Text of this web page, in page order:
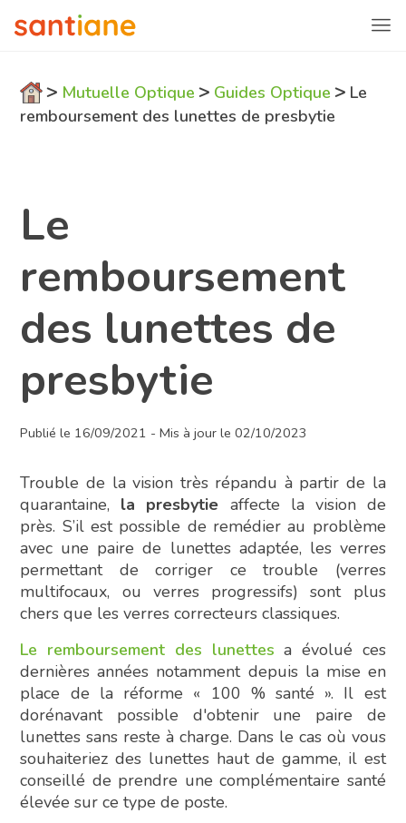
> Mutuelle Optique > Guides Optique > Le
remboursement des lunettes de presbytie
Le
remboursement
des lunettes de
presbytie
Publié le 16/09/2021 - Mis à jour le 02/10/2023
Trouble de la vision très répandu à partir de la
quarantaine, la presbytie affecte la vision de
près. S’il est possible de remédier au problème
avec une paire de lunettes adaptée, les verres
permettant de corriger ce trouble (verres
multifocaux, ou verres progressifs) sont plus
chers que les verres correcteurs classiques.
Le remboursement des lunettes a évolué ces
dernières années notamment depuis la mise en
place de la réforme « 100 % santé ». Il est
dorénavant possible d'obtenir une paire de
lunettes sans reste à charge. Dans le cas où vous
souhaiteriez des lunettes haut de gamme, il est
conseillé de prendre une complémentaire santé
élevée sur ce type de poste.